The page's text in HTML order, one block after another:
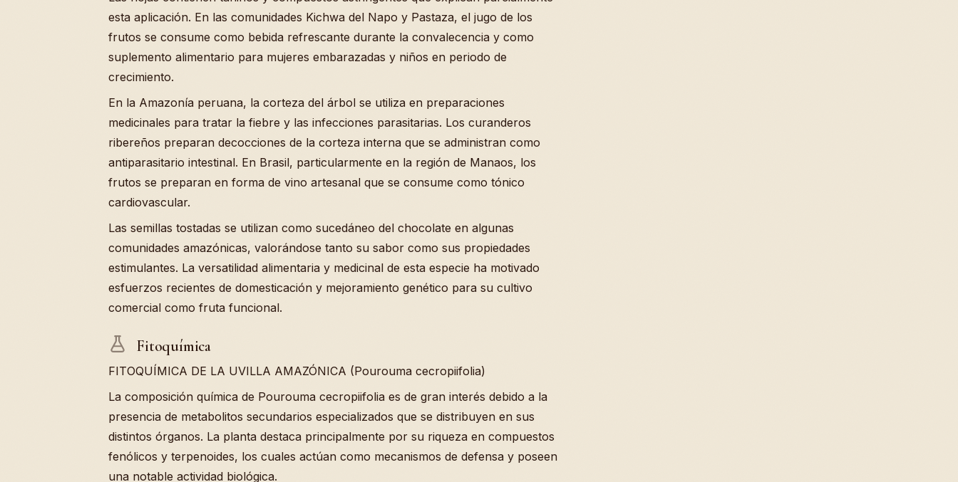
esta aplicación. En las comunidades Kichwa del Napo y Pastaza, el jugo de los
frutos se consume como bebida refrescante durante la convalecencia y como
suplemento alimentario para mujeres embarazadas y niños en periodo de
crecimiento.
En la Amazonía peruana, la corteza del árbol se utiliza en preparaciones
medicinales para tratar la fiebre y las infecciones parasitarias. Los curanderos
ribereños preparan decocciones de la corteza interna que se administran como
antiparasitario intestinal. En Brasil, particularmente en la región de Manaos, los
frutos se preparan en forma de vino artesanal que se consume como tónico
cardiovascular.
Las semillas tostadas se utilizan como sucedáneo del chocolate en algunas
comunidades amazónicas, valorándose tanto su sabor como sus propiedades
estimulantes. La versatilidad alimentaria y medicinal de esta especie ha motivado
esfuerzos recientes de domesticación y mejoramiento genético para su cultivo
comercial como fruta funcional.
Fitoquímica
FITOQUÍMICA DE LA UVILLA AMAZÓNICA (Pourouma cecropiifolia)
La composición química de Pourouma cecropiifolia es de gran interés debido a la
presencia de metabolitos secundarios especializados que se distribuyen en sus
distintos órganos. La planta destaca principalmente por su riqueza en compuestos
fenólicos y terpenoides, los cuales actúan como mecanismos de defensa y poseen
una notable actividad biológica.